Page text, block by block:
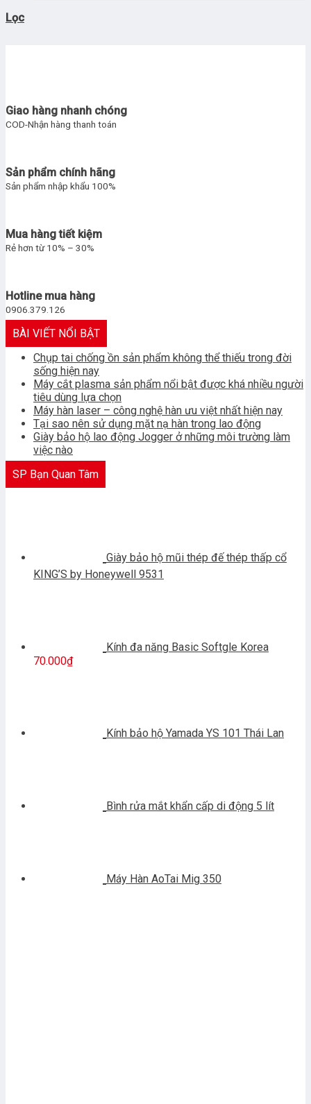
Lọc
Giao hàng nhanh chóng
COD-Nhận hàng thanh toán
Sản phẩm chính hãng
Sản phẩm nhập khẩu 100%
Mua hàng tiết kiệm
Rẻ hơn từ 10% – 30%
Hotline mua hàng
0906.379.126
BÀI VIẾT NỔI BẬT
Chụp tai chống ồn sản phẩm không thể thiếu trong đời
sống hiện nay
Máy cắt plasma sản phẩm nổi bật được khá nhiều người
tiêu dùng lựa chọn
Máy hàn laser – công nghệ hàn ưu việt nhất hiện nay
Tại sao nên sử dụng mặt nạ hàn trong lao động
Giày bảo hộ lao động Jogger ở những môi trường làm
việc nào
SP Bạn Quan Tâm
Giày bảo hộ mũi thép đế thép thấp cổ
KING’S by Honeywell 9531
Kính đa năng Basic Softgle Korea
70.000₫
Kính bảo hộ Yamada YS 101 Thái Lan
Bình rửa mắt khẩn cấp di động 5 lít
Máy Hàn AoTai Mig 350